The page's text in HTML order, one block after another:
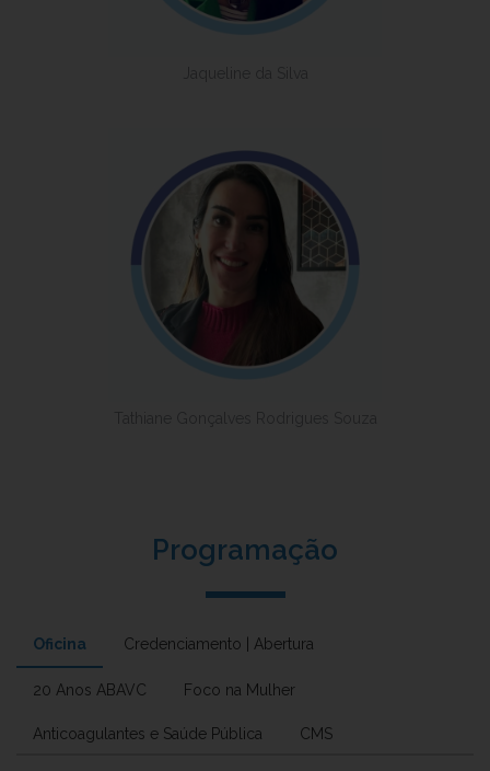
Programação
Oficina Credenciamento | Abertura
20 Anos ABAVC Foco na Mulher
Anticoagulantes e Saúde Pública CMS